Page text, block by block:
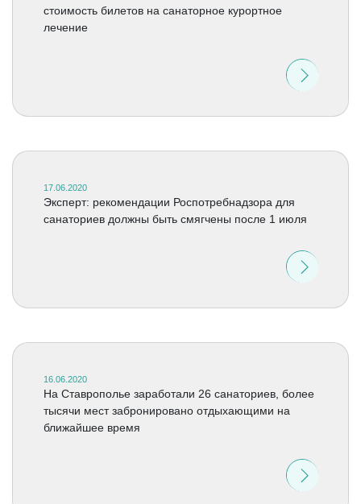
стоимость билетов на санаторное курортное
лечение
17.06.2020
Эксперт: рекомендации Роспотребнадзора для
санаториев должны быть смягчены после 1 июля
16.06.2020
На Ставрополье заработали 26 санаториев, более
тысячи мест забронировано отдыхающими на
ближайшее время